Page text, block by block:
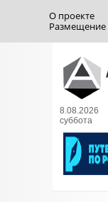
О проекте
8.08.2026
суббота